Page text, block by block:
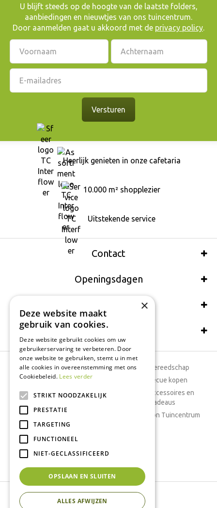
​U blijft steeds op de hoogte van de laatste folders,
aanbiedingen en nieuwtjes van ons tuincentrum.
Door aanmelden gaat u akkoord met de privacy policy.
Heerlijk genieten in onze cafetaria
10.000 m² shopplezier
Uitstekende service
Contact
Openingsdagen
Wij accepteren ook:
Schrijf een recensie
Tuincentrum
Dierenwinkel
Tuinplanten
Tuingereedschap
Barbecue kopen
Woonaccessoires en
cadeaus
Cadeaubon Tuincentrum
Kamerplanten
Moestuin
Boeketten
Vijver
Tuincentrum Interflower
×
Deze website maakt
gebruik van cookies.
Deze website gebruikt cookies om uw
gebruikerservaring te verbeteren. Door
onze website te gebruiken, stemt u in met
alle cookies in overeenstemming met ons
Cookiebeleid. Lees verder
STRIKT NOODZAKELIJK
PRESTATIE
TARGETING
FUNCTIONEEL
NIET-GECLASSIFICEERD
OPSLAAN EN SLUITEN
ALLES AFWIJZEN